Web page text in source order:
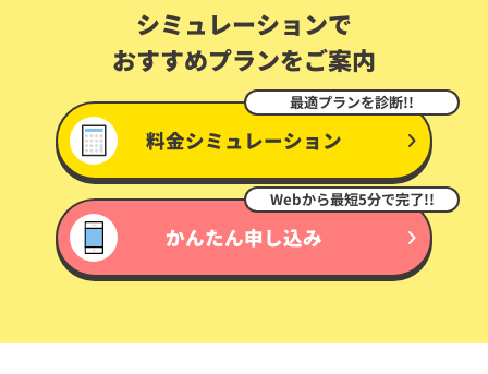
シミュレーションで
おすすめプランをご案内
最適プランを診断!!
料金シミュレーション
Webから最短5分で完了!!
かんたん申し込み